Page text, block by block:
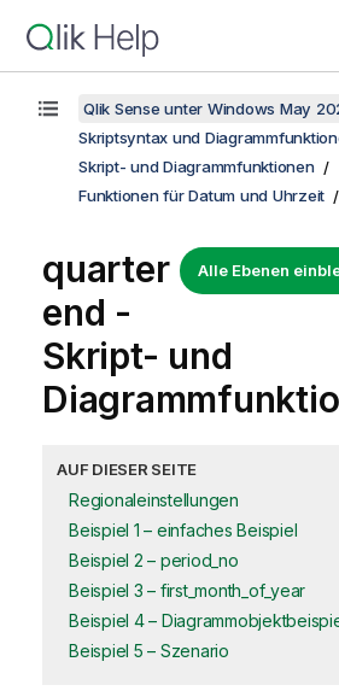
Qlik Sense unter Windows May
Skriptsyntax und
Skript- und Diagrammfunktionen
Funktionen für Datum und Uhrzeit
Alle Ebenen
quarter
end -
Skript- und
AUF DIESER SEITE
Regionaleinstellungen
Beispiel 1 – einfaches Beispiel
Beispiel 2 – period_no
Beispiel 3 – first_month_of_year
Beispiel 4 –
Beispiel 5 – Szenario